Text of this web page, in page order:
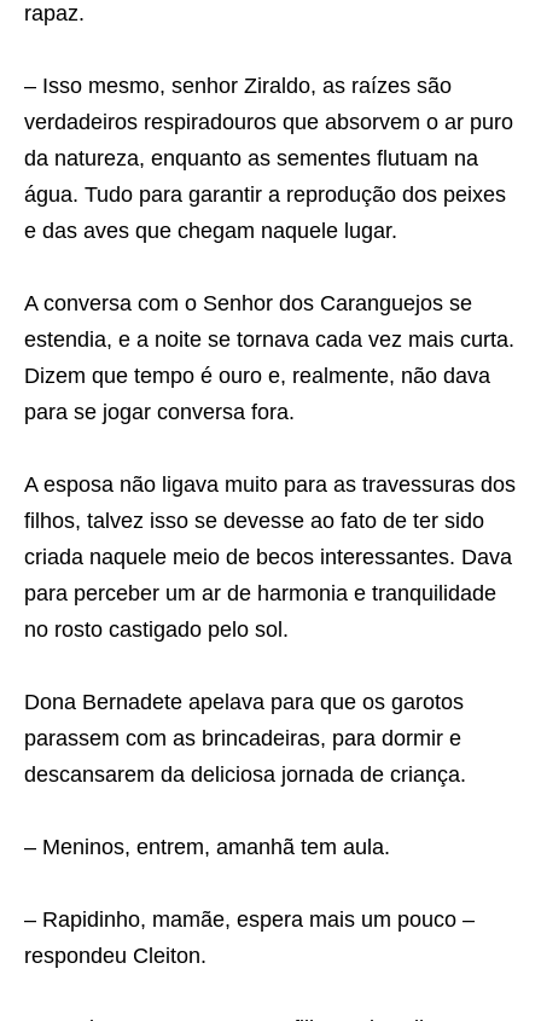
rapaz.
– Isso mesmo, senhor Ziraldo, as raízes são
verdadeiros respiradouros que absorvem o ar puro
da natureza, enquanto as sementes flutuam na
água. Tudo para garantir a reprodução dos peixes
e das aves que chegam naquele lugar.
A conversa com o Senhor dos Caranguejos se
estendia, e a noite se tornava cada vez mais curta.
Dizem que tempo é ouro e, realmente, não dava
para se jogar conversa fora.
A esposa não ligava muito para as travessuras dos
filhos, talvez isso se devesse ao fato de ter sido
criada naquele meio de becos interessantes. Dava
para perceber um ar de harmonia e tranquilidade
no rosto castigado pelo sol.
Dona Bernadete apelava para que os garotos
parassem com as brincadeiras, para dormir e
descansarem da deliciosa jornada de criança.
– Meninos, entrem, amanhã tem aula.
– Rapidinho, mamãe, espera mais um pouco –
respondeu Cleiton.